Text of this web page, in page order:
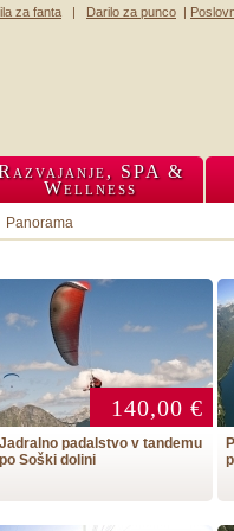
za fanta | Darilo za punco |
SPA &
Wellness
Panorama
140,00 €
Jadralno padalstvo v tandemu
po Soški dolini